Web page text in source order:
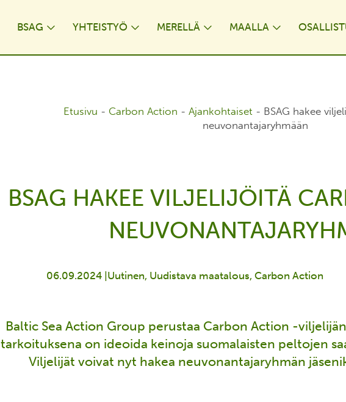
BSAG YHTEISTYÖ MERELLÄ MAALLA
Etusivu - Carbon Action - Ajankohtaiset- BSAG hakee
neuvonantajaryhmään
BSAG HAKEE VILJELIJÖITÄ
06.09.2024 | Uutinen Uudistava maatalous Carbon Action
Baltic Sea Action Group perustaa Carbon Action -
tarkoituksena on ideoida keinoja suomalaisten peltojen
Viljelijät voivat nyt hakea neuvonantajaryhmän